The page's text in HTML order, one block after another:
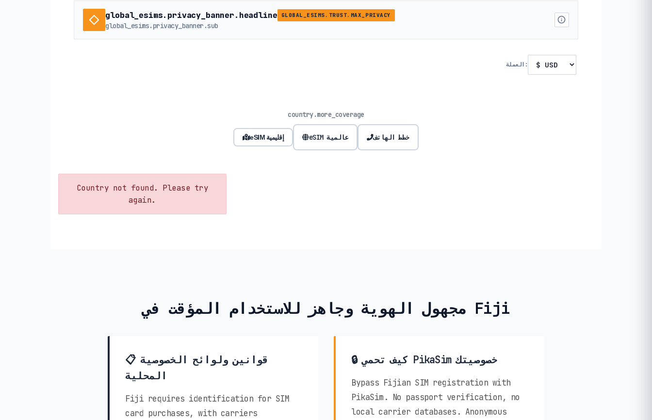
global_esims.privacy_banner.headline GLOBAL_ESIMS.TRUST.MAX_PRIVACY
global_esims.privacy_banner.sub
العملة:
country.more_coverage
eSIM إقليمية eSIM عالمية خطط الهاتف
Country not found. Please try
again.
مجهول الهوية وجاهز للاستخدام المؤقت في Fiji
📋 قوانين ولوائح الخصوصية
المحلية
Fiji requires identification for SIM
card purchases, with carriers
🔒 كيف تحمي PikaSim خصوصيتك
Bypass Fijian SIM registration with
PikaSim. No passport verification, no
local carrier databases. Anonymous